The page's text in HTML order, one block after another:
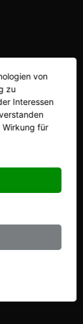
von
zu
Interessen
Wirkung für